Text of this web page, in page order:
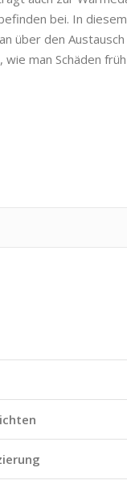
bei. In
über den
wie man Schäden